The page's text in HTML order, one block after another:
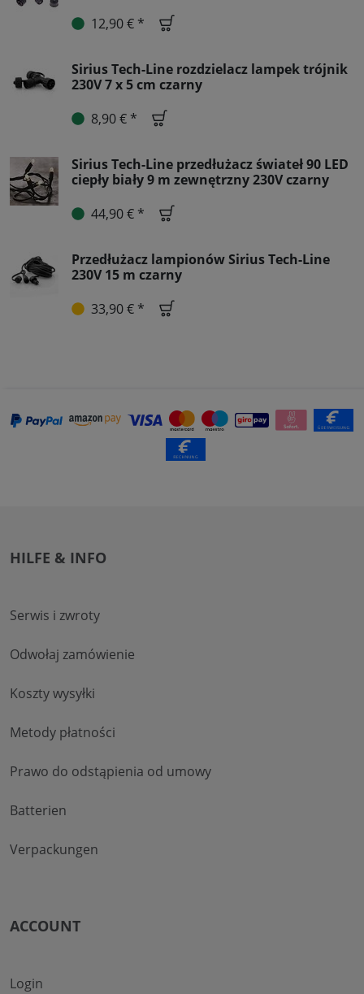
12,90 € *
Sirius Tech-Line rozdzielacz lampek trójnik
230V 7 x 5 cm czarny
8,90 € *
Sirius Tech-Line przedłużacz świateł 90 LED
ciepły biały 9 m zewnętrzny 230V czarny
44,90 € *
Przedłużacz lampionów Sirius Tech-Line
230V 15 m czarny
33,90 € *
HILFE & INFO
Serwis i zwroty
Odwołaj zamówienie
Koszty wysyłki
Metody płatności
Prawo do odstąpienia od umowy
Batterien
Verpackungen
ACCOUNT
Login